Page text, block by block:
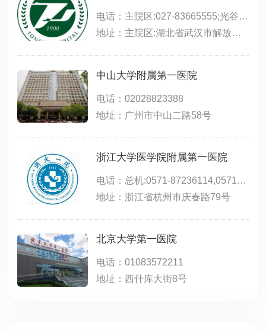
电话：主院区:027-83665555;光谷院区:02763639393;中法新城:027-69378083
地址：主院区:湖北省武汉市解放大道1095号;光谷院区:武汉市东湖新技术开发区高新大道501号,位于东三环线与光谷三路之间,光谷生物城斜对面;中法新城院区:武汉市蔡甸区新天大道288号
中山大学附属第一医院
电话：02028823388
地址：广州市中山二路58号
浙江大学医学院附属第一医院
电话：总机:0571-87236114,0571-87236666,急诊(0571)87236300,门诊事项:0571-87236668
地址：浙江省杭州市庆春路79号
北京大学第一医院
电话：01083572211
地址：西什库大街8号